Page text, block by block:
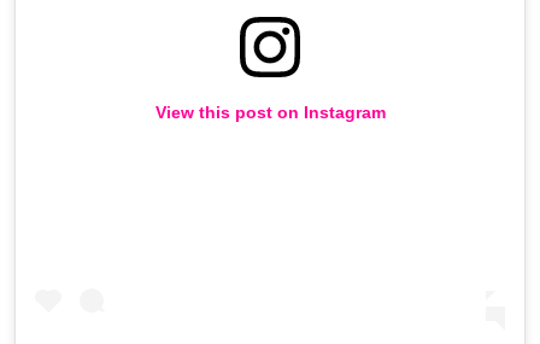
View this post on Instagram